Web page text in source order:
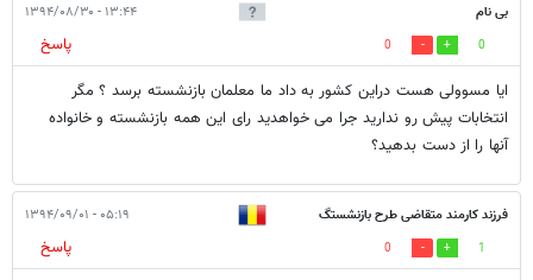
بی نام ۱۳:۴۴ - ۱۳۹۴/۰۸/۳۰
0
0
پاسخ
ایا مسوولی هست دراین کشور به داد ما معلمان بازنشسته برسد ؟ مگر
انتخابات پیش رو ندارید جرا می خواهدید رای این همه بازنشسته و خانواده
آنها را از دست بدهید؟
فرزند کارمند متقاضی طرح بازنشستگ ۰۵:۱۹ - ۱۳۹۴/۰۹/۰۱
1
0
پاسخ